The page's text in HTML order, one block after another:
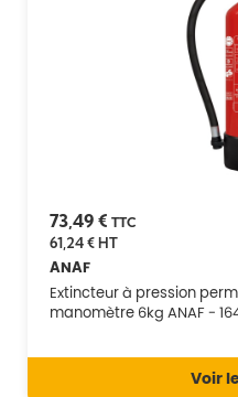
73,49 € TTC
61,24 €HT
ANAF
Extincteur à pression
manomètre 6kg ANAF -
Voir